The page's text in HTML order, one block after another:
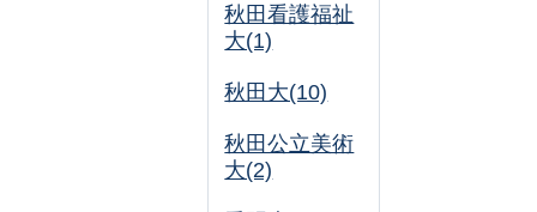
秋田看護福祉
大(1)
秋田大(10)
秋田公立美術
大(2)